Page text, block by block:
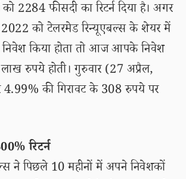
2284 फीसदी का रिटर्न दिया है। अगर
को टेलरमेड रिन्यूएबल्स के शेयर में
किया होता तो आज आपके निवेश
रुपये होती। गुरुवार (27 अप्रैल,
की गिरावट के 308 रुपये पर
रिटर्न
ने पिछले 10 महीनों में अपने निवेशकों